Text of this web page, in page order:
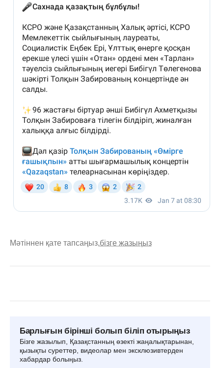
Мәтіннен қате тапсаңыз,бізге жазыңыз
Барлығын бірінші болып біліп отырыңыз
Бізге жазылып, Қазақстанның өзекті жаңалықтарынан,
қызықты суреттер, видеолар мен эксклюзивтерден
хабардар болыңыз.